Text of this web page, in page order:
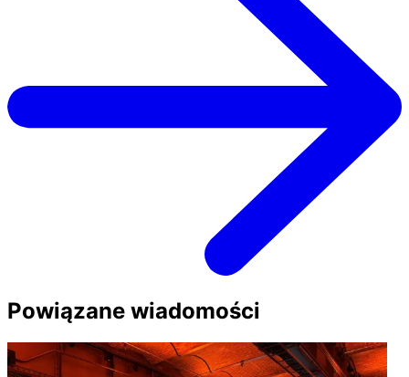
Powiązane wiadomości